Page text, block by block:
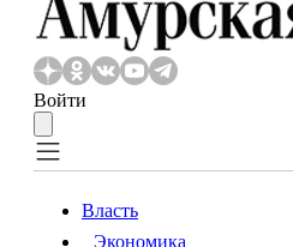
Войти
Власть
Экономика